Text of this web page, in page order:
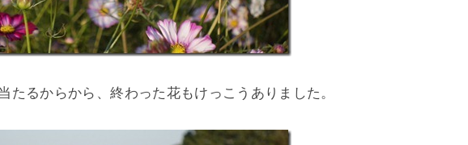
たるからから、終わった花もけっこうありました。